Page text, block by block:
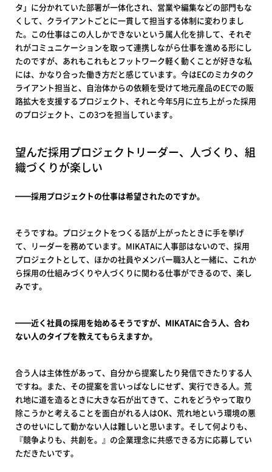
タ」に分かれていた部署が一体化され、営業や編集などの部門もな
くして、クライアントごとに一貫して担当する体制に変わりまし
た。この仕事はこの人しかできないという属人化を排して、それぞ
れがコミュニケーションを取って連携しながら仕事を進める形にし
たのですが、あれもこれもとフットワーク軽く動くことが好きな私
には、かなり合った働き方だと感じています。今はECのミカタのク
ライアント担当と、自治体からの依頼を受けて地元産品のECでの販
路拡大を支援するプロジェクト、それと今年5月に立ち上がった採用
のプロジェクト、この3つを担当しています。
望んだ採用プロジェクトリーダー、人づくり、組
織づくりが楽しい
━━採用プロジェクトの仕事は希望されたのですか。
そうですね。プロジェクトをつくる話が上がったときに手を挙げ
て、リーダーを務めています。MIKATAに人事部はないので、採用
プロジェクトとして、ほかの社員やメンバー職3人と一緒に、これか
ら採用の仕組みづくりや人づくりに関わる仕事ができるので、楽し
みです。
━━近く社員の採用を始めるそうですが、MIKATAに合う人、合わ
ない人のタイプを教えてもらえますか。
合う人は主体性があって、自分から提案したり発信できたりする人
ですね。また、その提案を言いっぱなしにせず、実行できる人。荒
れ地に道を造るときに大きな石が出てきて、これをどうやって取り
除こうかと考えることを面白がれる人はOK、荒れ地という環境の悪
さのせいにして動かない人は難しいと思います。そして何よりも、
『競争よりも、共創を。』の企業理念に共感できる方に応募してい
ただきたいです。